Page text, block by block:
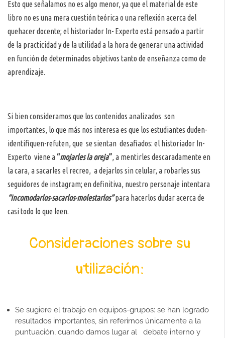
Esto que señalamos no es algo menor, ya que el material de este
libro no es una mera cuestión teórica o una reflexión acerca del
quehacer docente; el historiador In- Experto está pensado a partir
de la practicidad y de la utilidad a la hora de generar una actividad
en función de determinados objetivos tanto de enseñanza como de
aprendizaje.
Si bien consideramos que los contenidos analizados son
importantes, lo que más nos interesa es que los estudiantes duden-
identifiquen-refuten, que se sientan desafiados: el historiador In-
Experto viene a“mojarles la oreja”, a mentirles descaradamente en
la cara, a sacarles el recreo, a dejarlos sin celular, a robarles sus
seguidores de instagram; en definitiva, nuestro personaje intentara
“incomodarlos-sacarlos-molestarlos”para hacerlos dudar acerca de
casi todo lo que leen.
Consideraciones sobre su
utilización:
Se sugiere el trabajo en equipos-grupos: se han logrado
resultados importantes, sin referirnos únicamente a la
puntuación, cuando damos lugar al debate interno y